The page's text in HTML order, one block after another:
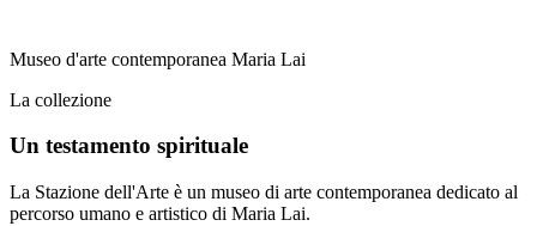
Museo d'arte contemporanea Maria Lai
La collezione
Un testamento spirituale
La Stazione dell'Arte è un museo di arte contemporanea dedicato al
percorso umano e artistico di Maria Lai.